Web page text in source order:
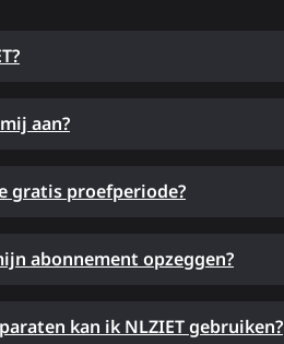
aan?
gratis proefperiode?
abonnement opzeggen?
kan ik NLZIET gebruiken?